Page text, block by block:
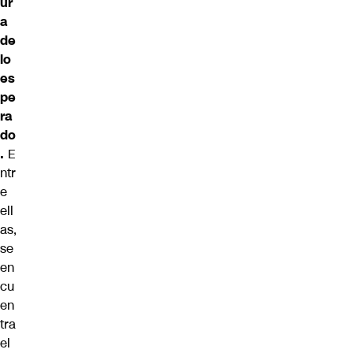
a
de
lo
es
pe
ra
do
. E
ntr
e
ell
as,
se
en
cu
en
tra
el